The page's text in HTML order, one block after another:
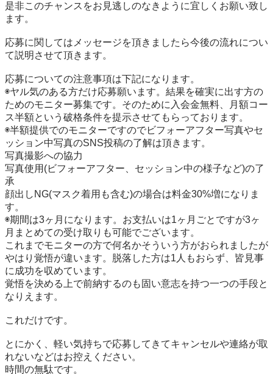
是非このチャンスをお見逃しのなきように宜しくお願い致し
ます。
応募に関してはメッセージを頂きましたら今後の流れについ
て説明させて頂きます。
応募についての注意事項は下記になります。
◉ヤル気のある方だけ応募願います。結果を確実に出す方の
ためのモニター募集です。そのために入会金無料、月額コー
ス半額という破格条件を提示させてもらっております。
◉半額提供でのモニターですのでビフォーアフター写真やセ
ッション中写真のSNS投稿の了解は頂きます。
写真撮影への協力
写真使用(ビフォーアフター、セッション中の様子など)の了
承
顔出しNG(マスク着用も含む)の場合は料金30%増になりま
す。
◉期間は3ヶ月になります。お支払いは1ヶ月ごとですが3ヶ
月まとめての受け取りも可能でございます。
これまでモニターの方で何名かそういう方がおられましたが
やはり覚悟が違います。脱落した方は1人もおらず、皆見事
に成功を収めています。
覚悟を決める上で前納するのも固い意志を持つ一つの手段と
なりえます。
これだけです。
とにかく、軽い気持ちで応募してきてキャンセルや連絡が取
れないなどはお控えください。
時間の無駄です。